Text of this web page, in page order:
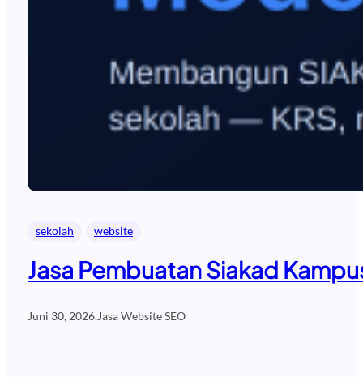
sekolah website
Jasa Pembuatan Siakad
Juni 30, 2026.Jasa Website SEO